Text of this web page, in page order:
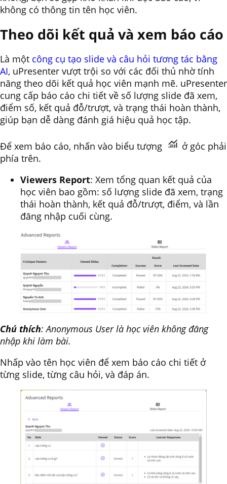
không có thông tin tên học viên.
Theo dõi kết quả và xem báo cáo
Là một công cụ tạo slide và câu hỏi tương tác bằng
AI, uPresenter vượt trội so với các đối thủ nhờ tính
năng theo dõi kết quả học viên mạnh mẽ. uPresenter
cung cấp báo cáo chi tiết về số lượng slide đã xem,
điểm số, kết quả đỗ/trượt, và trạng thái hoàn thành,
giúp bạn dễ dàng đánh giá hiệu quả học tập.
Để xem báo cáo, nhấn vào biểu tượng
ở góc phải
phía trên.
Viewers Report: Xem tổng quan kết quả của
học viên bao gồm: số lượng slide đã xem, trạng
thái hoàn thành, kết quả đỗ/trượt, điểm, và lần
đăng nhập cuối cùng.
Chú thích: Anonymous User là học viên không đăng
nhập khi làm bài.
Nhấp vào tên học viên để xem báo cáo chi tiết ở
từng slide, từng câu hỏi, và đáp án.